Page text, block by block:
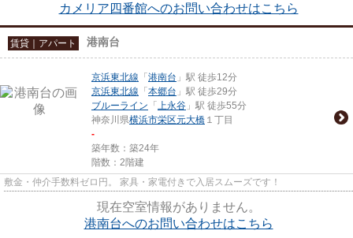
カメリア四番館へのお問い合わせはこちら
賃貸｜アパート 港南台
京浜東北線 「 港南台 」駅 徒歩12分
京浜東北線 「 本郷台 」駅 徒歩29分
ブルーライン 「 上永谷 」駅 徒歩55分
神奈川県横浜市栄区元大橋 １丁目
-
築年数：築24年
階数：2階建
敷金・仲介手数料ゼロ円。 家具・家電付きで入居スムーズです！
現在空室情報がありません。
港南台へのお問い合わせはこちら